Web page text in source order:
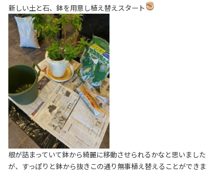
新しい土と石、鉢を用意し植え替えスタート
根が詰まっていて鉢から綺麗に移動させられるかなと思いました
が、すっぽりと鉢から抜きこの通り無事植え替えることができま